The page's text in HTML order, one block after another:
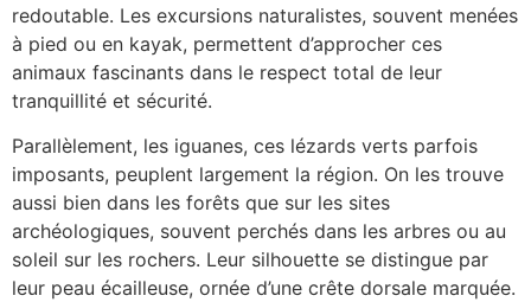
redoutable. Les excursions naturalistes, souvent menées
à pied ou en kayak, permettent d’approcher ces
animaux fascinants dans le respect total de leur
tranquillité et sécurité.
Parallèlement, les iguanes, ces lézards verts parfois
imposants, peuplent largement la région. On les trouve
aussi bien dans les forêts que sur les sites
archéologiques, souvent perchés dans les arbres ou au
soleil sur les rochers. Leur silhouette se distingue par
leur peau écailleuse, ornée d’une crête dorsale marquée.